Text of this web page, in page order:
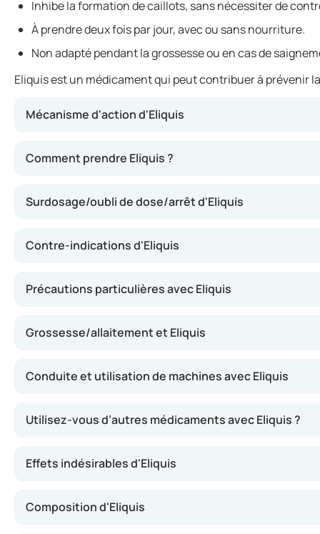
Inhibe la formation de caillots, sans nécessiter de
À prendre deux fois par jour, avec ou sans nourriture.
Non adapté pendant la grossesse ou en cas de
Eliquis est un médicament qui peut contribuer à prévenir
Mécanisme d'action d'Eliquis
Comment prendre Eliquis ?
Surdosage/oubli de dose/arrêt d'Eliquis
Contre-indications d'Eliquis
Précautions particulières avec Eliquis
Grossesse/allaitement et Eliquis
Conduite et utilisation de machines avec Eliquis
Utilisez-vous d’autres médicaments avec Eliquis ?
Effets indésirables d'Eliquis
Composition d'Eliquis